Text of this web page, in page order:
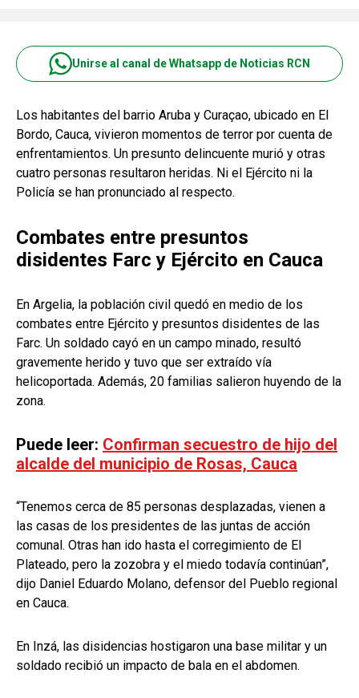
Unirse al canal de Whatsapp de Noticias RCN
Los habitantes del barrio Aruba y Curaçao, ubicado en El
Bordo, Cauca, vivieron momentos de terror por cuenta de
enfrentamientos. Un presunto delincuente murió y otras
cuatro personas resultaron heridas. Ni el Ejército ni la
Policía se han pronunciado al respecto.
Combates entre presuntos
disidentes Farc y Ejército en Cauca
En Argelia, la población civil quedó en medio de los
combates entre Ejército y presuntos disidentes de las
Farc. Un soldado cayó en un campo minado, resultó
gravemente herido y tuvo que ser extraído vía
helicoportada. Además, 20 familias salieron huyendo de la
zona.
Puede leer: Confirman secuestro de hijo del
alcalde del municipio de Rosas, Cauca
“Tenemos cerca de 85 personas desplazadas, vienen a
las casas de los presidentes de las juntas de acción
comunal. Otras han ido hasta el corregimiento de El
Plateado, pero la zozobra y el miedo todavía continúan”,
dijo Daniel Eduardo Molano, defensor del Pueblo regional
en Cauca.
En Inzá, las disidencias hostigaron una base militar y un
soldado recibió un impacto de bala en el abdomen.